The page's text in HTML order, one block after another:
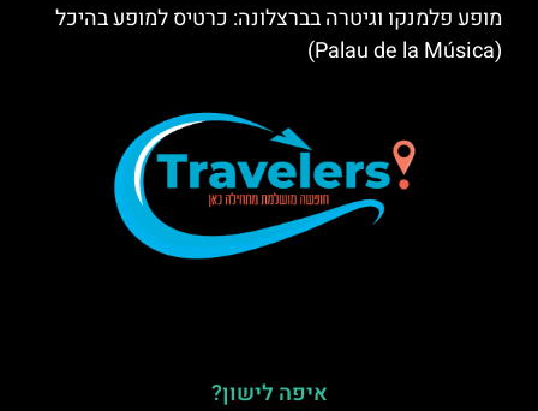
מופע פלמנקו וגיטרה בברצלונה: כרטיס למופע בהיכל
(Palau de la Música)
איפה לישון?